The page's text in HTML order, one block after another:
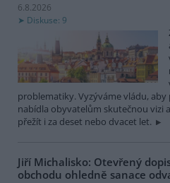
6.8.2026
Diskuse: 9
problematiky. Vyzýváme vládu,
nabídla obyvatelům skutečnou vizi
přežít i za deset nebo dvacet let.
Jiří Michalisko: Otevřený
obchodu ohledně sanace